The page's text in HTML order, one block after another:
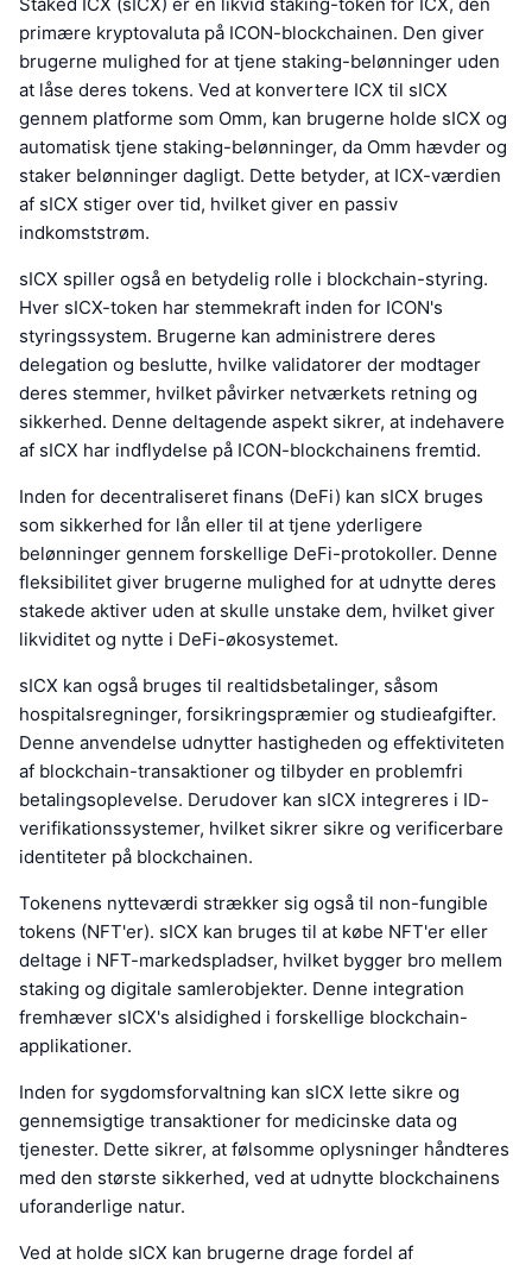
primære kryptovaluta på ICON-blockchainen. Den giver
brugerne mulighed for at tjene staking-belønninger uden
at låse deres tokens. Ved at konvertere ICX til sICX
gennem platforme som Omm, kan brugerne holde sICX og
automatisk tjene staking-belønninger, da Omm hævder og
staker belønninger dagligt. Dette betyder, at ICX-værdien
af sICX stiger over tid, hvilket giver en passiv
indkomststrøm.
sICX spiller også en betydelig rolle i blockchain-styring.
Hver sICX-token har stemmekraft inden for ICON's
styringssystem. Brugerne kan administrere deres
delegation og beslutte, hvilke validatorer der modtager
deres stemmer, hvilket påvirker netværkets retning og
sikkerhed. Denne deltagende aspekt sikrer, at indehavere
af sICX har indflydelse på ICON-blockchainens fremtid.
Inden for decentraliseret finans (DeFi) kan sICX bruges
som sikkerhed for lån eller til at tjene yderligere
belønninger gennem forskellige DeFi-protokoller. Denne
fleksibilitet giver brugerne mulighed for at udnytte deres
stakede aktiver uden at skulle unstake dem, hvilket giver
likviditet og nytte i DeFi-økosystemet.
sICX kan også bruges til realtidsbetalinger, såsom
hospitalsregninger, forsikringspræmier og studieafgifter.
Denne anvendelse udnytter hastigheden og effektiviteten
af blockchain-transaktioner og tilbyder en problemfri
betalingsoplevelse. Derudover kan sICX integreres i ID-
verifikationssystemer, hvilket sikrer sikre og verificerbare
identiteter på blockchainen.
Tokenens nytteværdi strækker sig også til non-fungible
tokens (NFT'er). sICX kan bruges til at købe NFT'er eller
deltage i NFT-markedspladser, hvilket bygger bro mellem
staking og digitale samlerobjekter. Denne integration
fremhæver sICX's alsidighed i forskellige blockchain-
applikationer.
Inden for sygdomsforvaltning kan sICX lette sikre og
gennemsigtige transaktioner for medicinske data og
tjenester. Dette sikrer, at følsomme oplysninger håndteres
med den største sikkerhed, ved at udnytte blockchainens
uforanderlige natur.
Ved at holde sICX kan brugerne drage fordel af